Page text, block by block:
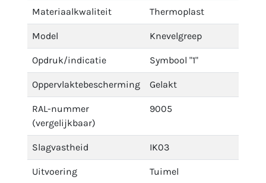
Materiaalkwaliteit Thermoplast
Model Knevelgreep
Opdruk/indicatie Symbool "1"
Oppervlaktebescherming Gelakt
RAL-nummer
(vergelijkbaar)
9005
Slagvastheid IK03
Uitvoering Tuimel